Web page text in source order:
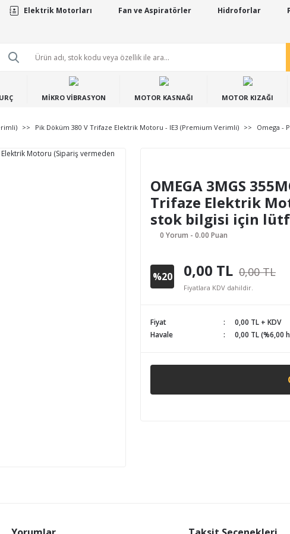
Elektrik Motorları Fan ve Aspiratörler Hidroforlar
MİKRO VİBRASYON MOTOR KASNAĞI MOTOR KIZAĞI
Pik Döküm 380 V Trifaze Elektrik Motoru - IE3 (Premium Verimli) Omega -
OMEGA 3MGS
Trifaze Elektrik
stok bilgisi için
0 Yorum - 0.00 Puan
%20 0,00 TL 0,00 TL
Fiyatlara KDV dahildir.
Fiyat
0,00 TL + KDV
Havale
0,00 TL (%6,00